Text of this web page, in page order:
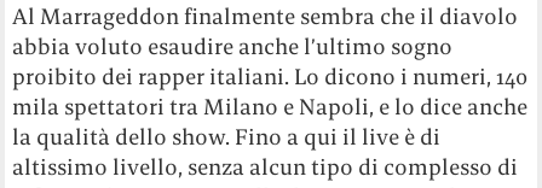
Al Marrageddon finalmente sembra che il diavolo
abbia voluto esaudire anche l’ultimo sogno
proibito dei rapper italiani. Lo dicono i numeri, 140
mila spettatori tra Milano e Napoli, e lo dice anche
la qualità dello show. Fino a qui il live è di
altissimo livello, senza alcun tipo di complesso di